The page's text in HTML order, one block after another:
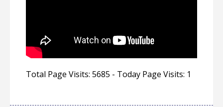
Total Page Visits: 5685 - Today Page Visits: 1